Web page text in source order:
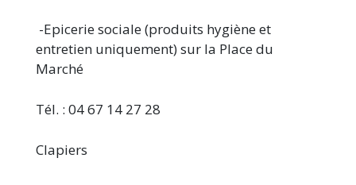
-Epicerie sociale (produits hygiène et
entretien uniquement) sur la Place du
Marché
Tél. : 04 67 14 27 28
Clapiers